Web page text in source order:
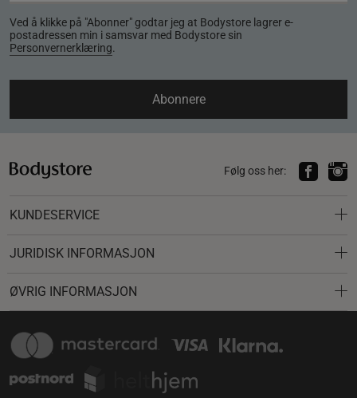
Ved å klikke på "Abonner" godtar jeg at Bodystore lagrer e-
postadressen min i samsvar med Bodystore sin
Personvernerklæring.
Abonnere
Følg oss her:
KUNDESERVICE
JURIDISK INFORMASJON
ØVRIG INFORMASJON